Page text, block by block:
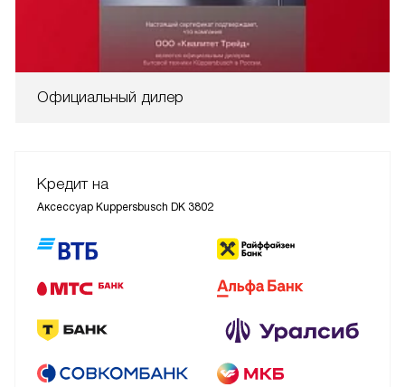
Официальный дилер
Кредит на
Аксессуар Kuppersbusch DK 3802